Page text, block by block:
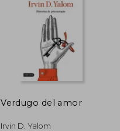
50%
dcto.
Verdugo del amor
Irvin D. Yalom